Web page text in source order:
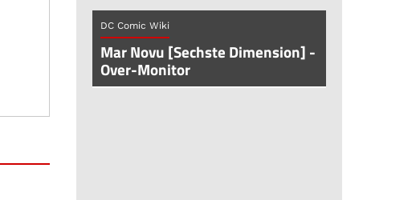
DC Comic Wiki
Mar Novu [Sechste Dimension] -
Over-Monitor